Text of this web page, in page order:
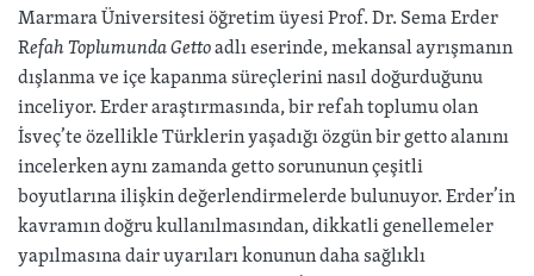
Marmara Üniversitesi öğretim üyesi Prof. Dr. Sema Erder
Refah Toplumunda Gettoadlı eserinde, mekansal ayrışmanın
dışlanma ve içe kapanma süreçlerini nasıl doğurduğunu
inceliyor. Erder araştırmasında, bir refah toplumu olan
İsveç’te özellikle Türklerin yaşadığı özgün bir getto alanını
incelerken aynı zamanda getto sorununun çeşitli
boyutlarına ilişkin değerlendirmelerde bulunuyor. Erder’in
kavramın doğru kullanılmasından, dikkatli genellemeler
yapılmasına dair uyarıları konunun daha sağlıklı